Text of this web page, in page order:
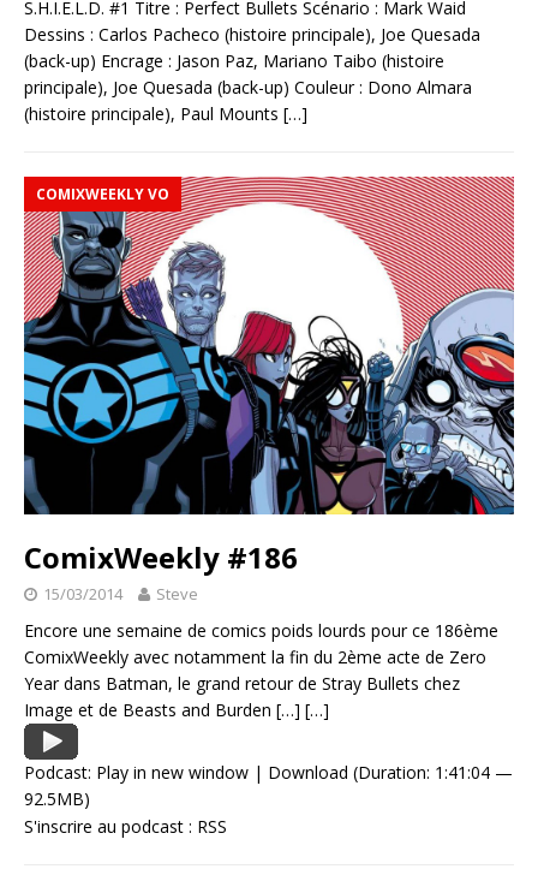
S.H.I.E.L.D. #1 Titre : Perfect Bullets Scénario : Mark Waid
Dessins : Carlos Pacheco (histoire principale), Joe Quesada
(back-up) Encrage : Jason Paz, Mariano Taibo (histoire
principale), Joe Quesada (back-up) Couleur : Dono Almara
(histoire principale), Paul Mounts […]
COMIXWEEKLY VO
ComixWeekly #186
15/03/2014 Steve
Encore une semaine de comics poids lourds pour ce 186ème
ComixWeekly avec notamment la fin du 2ème acte de Zero
Year dans Batman, le grand retour de Stray Bullets chez
Image et de Beasts and Burden […] […]
Podcast: Play in new window | Download (Duration: 1:41:04 —
92.5MB)
S'inscrire au podcast : RSS